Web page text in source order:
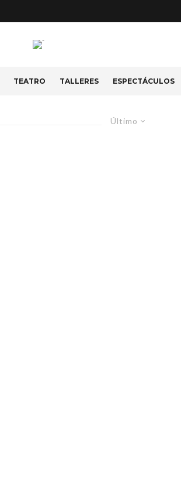
TEATRO TALLERES ESPECTÁCULOS
Último